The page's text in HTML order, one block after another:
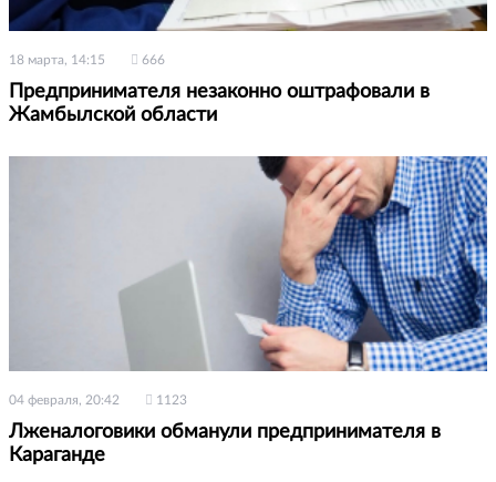
18 марта, 14:15 666
Предпринимателя незаконно оштрафовали в
Жамбылской области
04 февраля, 20:42 1123
Лженалоговики обманули предпринимателя в
Караганде